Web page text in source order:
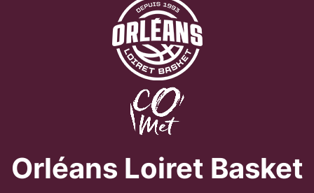
Orléans Loiret Basket